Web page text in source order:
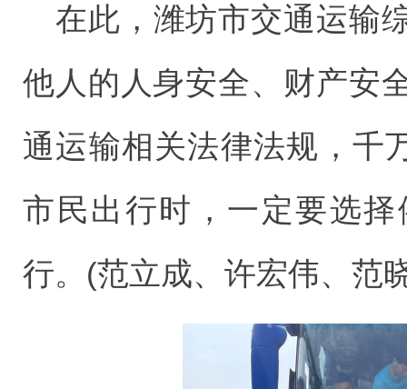
在此，潍坊市交通运输
他人的人身安全、财产安
通运输相关法律法规，千
市民出行时，一定要选
行。(范立成、许宏伟、范